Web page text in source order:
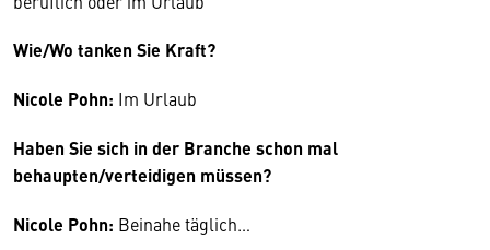
Wie/Wo tanken Sie Kraft?
Nicole Pohn: Im Urlaub
Haben Sie sich in der Branche schon mal
behaupten/verteidigen müssen?
Nicole Pohn: Beinahe täglich…